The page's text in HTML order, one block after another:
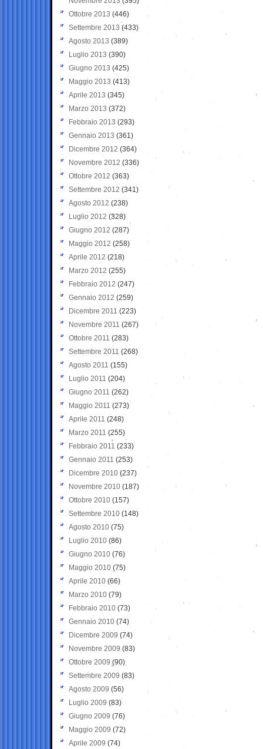
Ottobre 2013 (446)
Settembre 2013 (433)
Agosto 2013 (389)
Luglio 2013 (390)
Giugno 2013 (425)
Maggio 2013 (413)
Aprile 2013 (345)
Marzo 2013 (372)
Febbraio 2013 (293)
Gennaio 2013 (361)
Dicembre 2012 (364)
Novembre 2012 (336)
Ottobre 2012 (363)
Settembre 2012 (341)
Agosto 2012 (238)
Luglio 2012 (328)
Giugno 2012 (287)
Maggio 2012 (258)
Aprile 2012 (218)
Marzo 2012 (255)
Febbraio 2012 (247)
Gennaio 2012 (259)
Dicembre 2011 (223)
Novembre 2011 (267)
Ottobre 2011 (283)
Settembre 2011 (268)
Agosto 2011 (155)
Luglio 2011 (204)
Giugno 2011 (262)
Maggio 2011 (273)
Aprile 2011 (248)
Marzo 2011 (255)
Febbraio 2011 (233)
Gennaio 2011 (253)
Dicembre 2010 (237)
Novembre 2010 (187)
Ottobre 2010 (157)
Settembre 2010 (148)
Agosto 2010 (75)
Luglio 2010 (86)
Giugno 2010 (76)
Maggio 2010 (75)
Aprile 2010 (66)
Marzo 2010 (79)
Febbraio 2010 (73)
Gennaio 2010 (74)
Dicembre 2009 (74)
Novembre 2009 (83)
Ottobre 2009 (90)
Settembre 2009 (83)
Agosto 2009 (56)
Luglio 2009 (83)
Giugno 2009 (76)
Maggio 2009 (72)
Aprile 2009 (74)